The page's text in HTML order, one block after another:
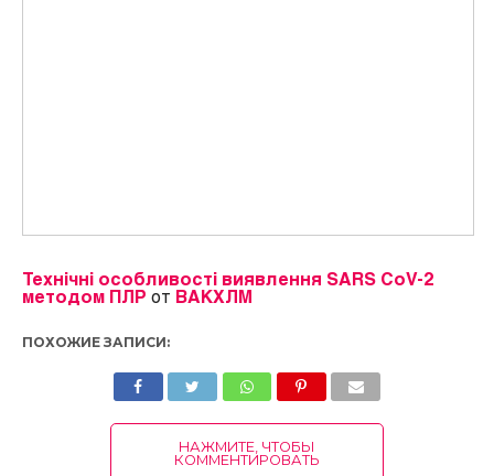
Технічні особливості виявлення SARS CoV-2
методом ПЛР от ВАКХЛМ
ПОХОЖИЕ ЗАПИСИ:
НАЖМИТЕ, ЧТОБЫ
КОММЕНТИРОВАТЬ